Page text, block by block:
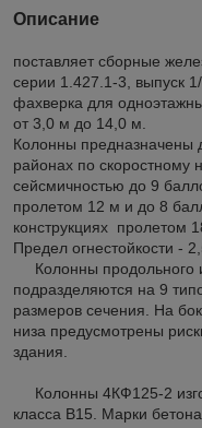
Описание
поставляет сборные
серии 1.427.1-3, выпуск
фахверка для
от 3,0 м до 14,0 м.
Колонны предназначены
районах по скоростному
сейсмичностью до 9
пролетом 12 м и до 8
конструкциях пролетом
Предел огнестойкости -
Колонны продольного
подразделяются на 9
размеров сечения. На
низа предусмотрены
здания.
Колонны 4КФ125-2
класса В15. Марки